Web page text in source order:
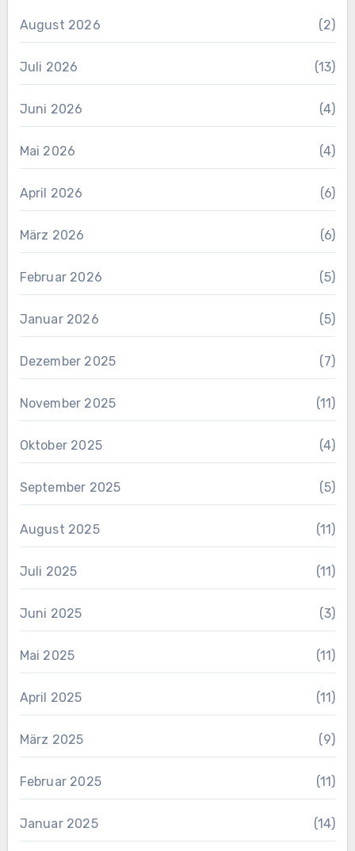
August 2026 (2)
Juli 2026 (13)
Juni 2026 (4)
Mai 2026 (4)
April 2026 (6)
März 2026 (6)
Februar 2026 (5)
Januar 2026 (5)
Dezember 2025 (7)
November 2025 (11)
Oktober 2025 (4)
September 2025 (5)
August 2025 (11)
Juli 2025 (11)
Juni 2025 (3)
Mai 2025 (11)
April 2025 (11)
März 2025 (9)
Februar 2025 (11)
Januar 2025 (14)